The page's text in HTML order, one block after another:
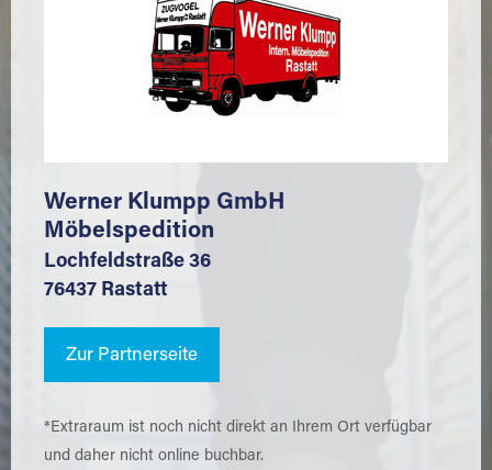
Werner Klumpp GmbH
Möbelspedition
Lochfeldstraße 36
76437 Rastatt
Zur Partnerseite
*Extraraum ist noch nicht direkt an Ihrem Ort verfügbar
und daher nicht online buchbar.